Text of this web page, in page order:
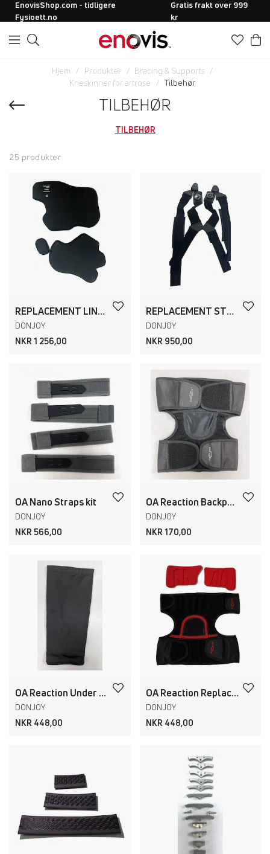
EnovisShop.com - tidligere
Fysioett.no
Gratis frakt over 999
kr
Hjem Produkter
Bracing & Supports
Kneskinner for artrose
Tilbehør
TILBEHØR
TILBEHØR
25 produkter
REPLACEMENT LINER/CONDYLE PAD KIT ROAM OA
DONJOY
NKR 1 256,00
REPLACEMENT STRAP KIT ROAM OA
DONJOY
NKR 950,00
OA Nano Straps kit
DONJOY
NKR 566,00
OA Reaction Backpad Kit
DONJOY
NKR 170,00
OA Reaction Under Sleeve
DONJOY
NKR 448,00
OA Reaction Replacement Kit
DONJOY
NKR 448,00